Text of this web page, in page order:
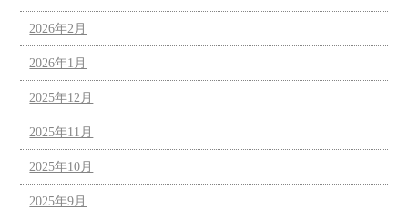
2026年2月
2026年1月
2025年12月
2025年11月
2025年10月
2025年9月